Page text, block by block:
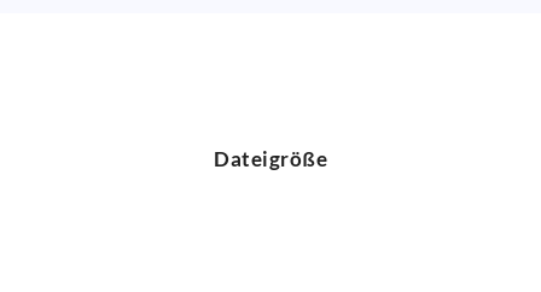
Dateigröße